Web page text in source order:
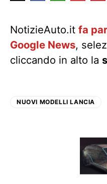
NotizieAuto.it fa
Google News,
cliccando in alto la
NUOVI MODELLI LANCIA